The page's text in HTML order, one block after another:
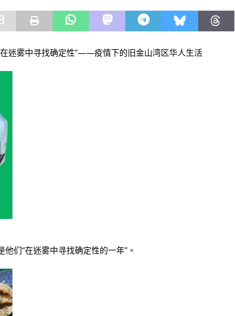
迷雾中寻找确定性”——疫情下的旧金山湾区华人生活
们“在迷雾中寻找确定性的一年”。